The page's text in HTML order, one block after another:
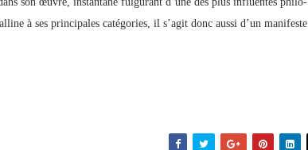
à ses principales catégories, il s’agit donc aussi d’un manifeste